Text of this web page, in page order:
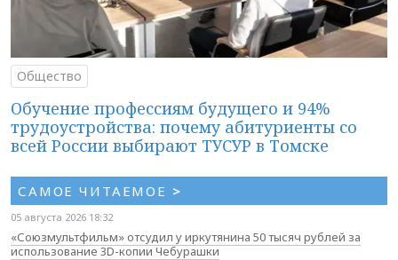
Общество
Обучение профессиям будущего и 94%
трудоустройства: почему абитуриенты со
всей России выбирают ТУСУР в Томске
САМОЕ ЧИТАЕМОЕ >
05 августа 2026 18:32
«Союзмультфильм» отсудил у иркутянина 50 тысяч рублей за
использование 3D-копии Чебурашки